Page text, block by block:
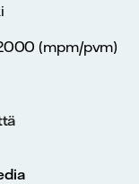
(mpm/pvm)